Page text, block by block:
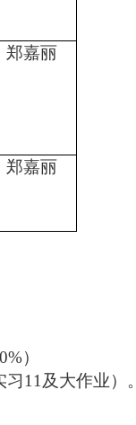
郑嘉丽
郑嘉丽
）
习11 及大作业）。